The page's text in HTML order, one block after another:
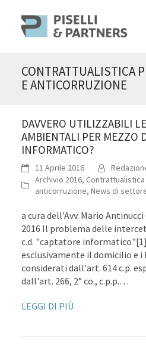
CONTRATTUALISTICA
E ANTICORRUZIONE
DAVVERO UTILIZZABILI
AMBIENTALI PER MEZZO
INFORMATICO?
11 Aprile 2016
Archivio 2016,
anticorruzione, News di
a cura dell'Avv. Mario Antinucci
2016 Il problema delle
c.d. "captatore
esclusivamente il domicilio e
considerati dall'art. 614 c.p.
dall'art. 266, 2° co., c.p.p.…
LEGGI DI PIÙ